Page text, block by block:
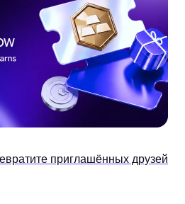
приглашённых друзей